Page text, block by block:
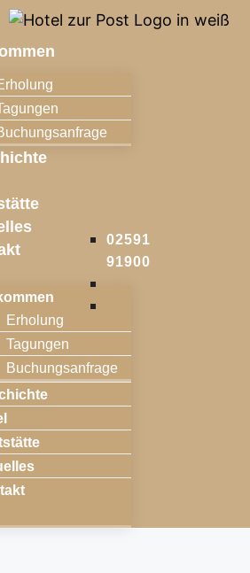
Erholung
Tagungen
Buchungsanfrage
02591
91900